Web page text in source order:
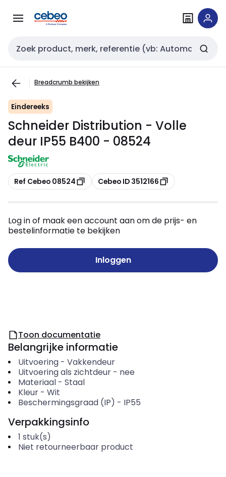
naar
naar
Zoekveld invoer
Breadcrumb bekijken
Eindereeks
Schneider Distribution - Volle
deur IP55 B400 - 08524
Kopiëren
Ref Cebeo 08524 Kopiëren
Cebeo ID 3512166
Log in of maak een account aan om de prijs- en
bestelinformatie te bekijken
Inloggen
Toon documentatie
Belangrijke informatie
Uitvoering- Vakkendeur
Uitvoering als zichtdeur- nee
Materiaal- Staal
Kleur- Wit
Beschermingsgraad (IP) - IP55
Verpakkingsinfo
1 stuk(s)
Niet retourneerbaar product